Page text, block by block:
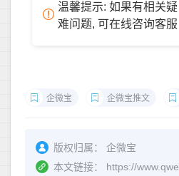
温馨提示: 如果有相关疑
难问题, 可在线咨询客服
企微宝 企微宝推文
版权归属：
企微宝
本文链接：
https://